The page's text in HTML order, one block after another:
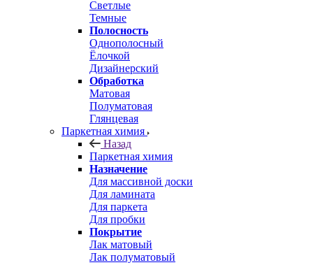
Светлые
Темные
Полосность
Однополосный
Ёлочкой
Дизайнерский
Обработка
Матовая
Полуматовая
Глянцевая
Паркетная химия
Назад
Паркетная химия
Назначение
Для массивной доски
Для ламината
Для паркета
Для пробки
Покрытие
Лак матовый
Лак полуматовый